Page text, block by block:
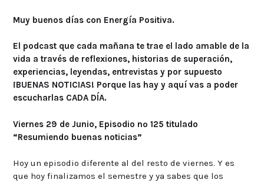
Muy buenos días con Energía Positiva.
El podcast que cada mañana te trae el lado amable de la
vida a través de reflexiones, historias de superación,
experiencias, leyendas, entrevistas y por supuesto
¡BUENAS NOTICIAS! Porque las hay y aquí vas a poder
escucharlas CADA DÍA.
Viernes 29 de Junio, Episodio nº 125 titulado
“Resumiendo buenas noticias”
Hoy un episodio diferente al del resto de viernes. Y es
que hoy finalizamos el semestre y ya sabes que los